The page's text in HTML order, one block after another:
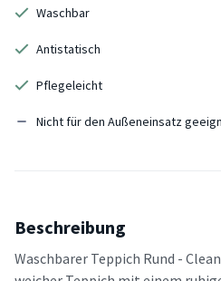
Waschbar
Antistatisch
Pflegeleicht
Nicht für den Außeneinsatz
Beschreibung
Waschbarer Teppich Rund -